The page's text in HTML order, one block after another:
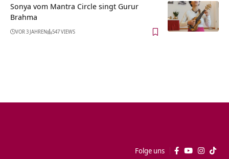
Sonya vom Mantra Circle singt Gurur
Brahma
VOR 3 JAHREN 547 VIEWS
Folge uns